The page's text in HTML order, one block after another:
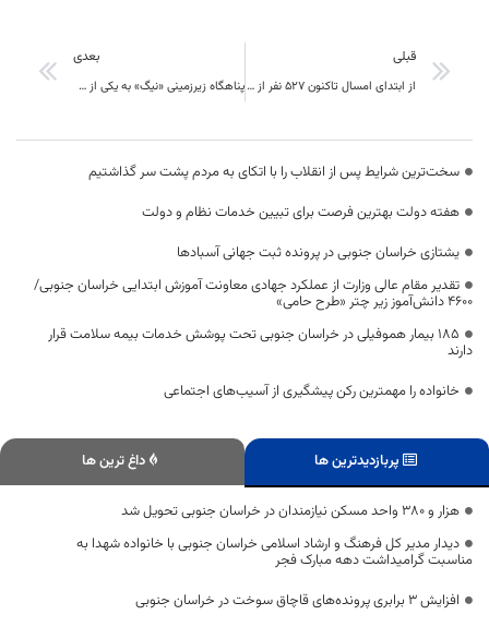
قبلی
از ابتدای امسال تاکنون ۵۲۷ نفر از نیروهای کار تحت حمایت بیمه بیکاری قرار گرفته‌اند
بعدی
پناهگاه زیرزمینی «نیگ» به یکی از جاذبه‌های مهم تاریخی و گردشگری خراسان جنوبی تبدیل می شود
سخت‌ترین شرایط پس از انقلاب را با اتکای به مردم پشت سر گذاشتیم
هفته دولت بهترین فرصت برای تبیین خدمات نظام و دولت
یشتازی خراسان جنوبی در پرونده ثبت جهانی آسبادها
تقدیر مقام عالی وزارت از عملکرد جهادی معاونت آموزش ابتدایی خراسان جنوبی/
۴۶۰۰ دانش‌آموز زیر چتر «طرح حامی»
۱۸۵ بیمار هموفیلی در خراسان جنوبی تحت پوشش خدمات بیمه سلامت قرار
دارند
خانواده را مهمترین رکن پیشگیری از آسیب‌های اجتماعی
پربازدیدترین ها داغ ترین ها
هزار و ۳۸۰ واحد مسکن نیازمندان در خراسان جنوبی تحویل شد
دیدار مدیر کل فرهنگ و ارشاد اسلامی خراسان جنوبی با خانواده شهدا به
مناسبت گرامیداشت دهه مبارک فجر
افزایش ۳ برابری پرونده‌های قاچاق سوخت در خراسان جنوبی